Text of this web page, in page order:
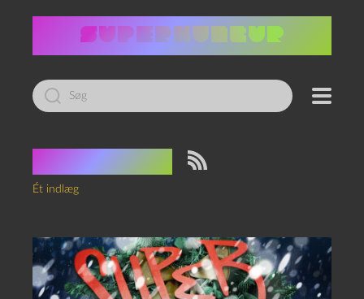
Led
efter:
Merlin
Ét indlæg